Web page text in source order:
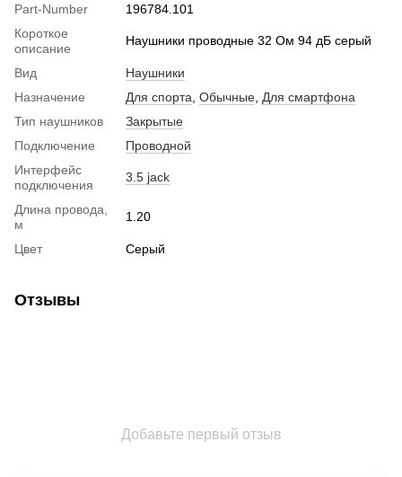
Part-Number
196784.101
Короткое
описание
Наушники проводные 32 Ом 94 дБ серый
Вид
Наушники
Назначение
Для спорта Обычные Для смартфона
Тип наушников
Закрытые
Подключение
Проводной
Интерфейс
подключения
3.5 jack
Длина провода,
м
1.20
Цвет Серый
Отзывы
Добавьте первый отзыв